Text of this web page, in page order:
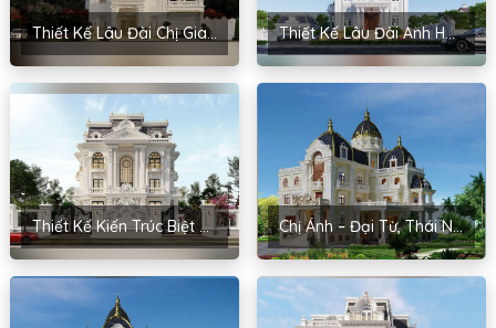
Thiết Kế Lâu Đài Chị Giang – Hưng Nguyên, Nghệ An Thiết Kế Lâu Đài Anh Hải – Ân Thi, Hưng Yên
Thiết Kế Kiến Trúc Biệt Thự Cho Anh Chiến – Đoan Hùng, Phú Thọ Chị Ánh – Đại Từ, Thái Nguyên